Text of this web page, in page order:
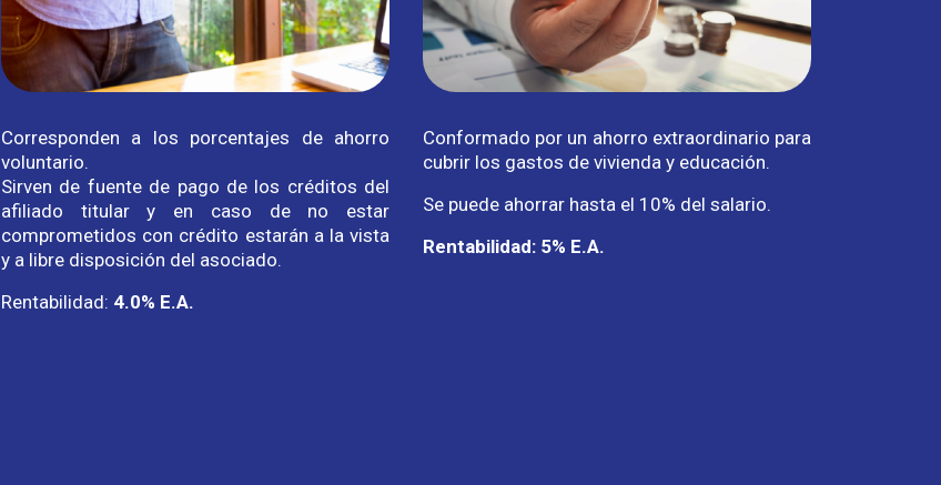
Corresponden a los porcentajes de ahorro
voluntario.
Sirven de fuente de pago de los créditos del
afiliado titular y en caso de no estar
comprometidos con crédito estarán a la vista
y a libre disposición del asociado.
Rentabilidad: 4.0% E.A.
Conformado por un ahorro extraordinario para
cubrir los gastos de vivienda y educación.
Se puede ahorrar hasta el 10% del salario.
Rentabilidad: 5% E.A.